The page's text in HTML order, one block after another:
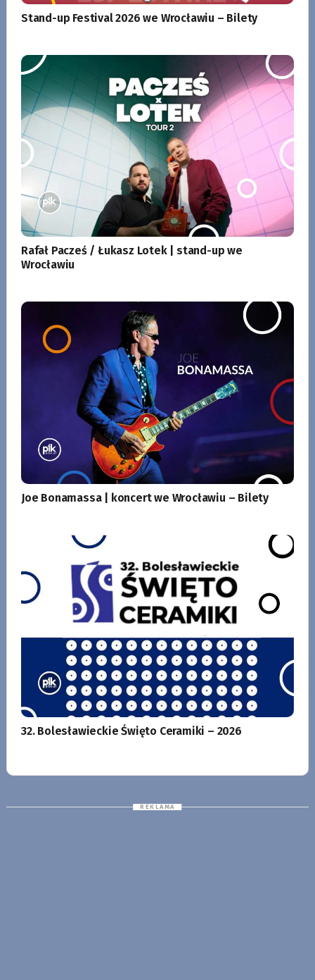
Stand-up Festival 2026 we Wrocławiu – Bilety
Rafał Pacześ / Łukasz Lotek | stand-up we
Wrocławiu
Joe Bonamassa | koncert we Wrocławiu – Bilety
32. Bolesławieckie Święto Ceramiki – 2026